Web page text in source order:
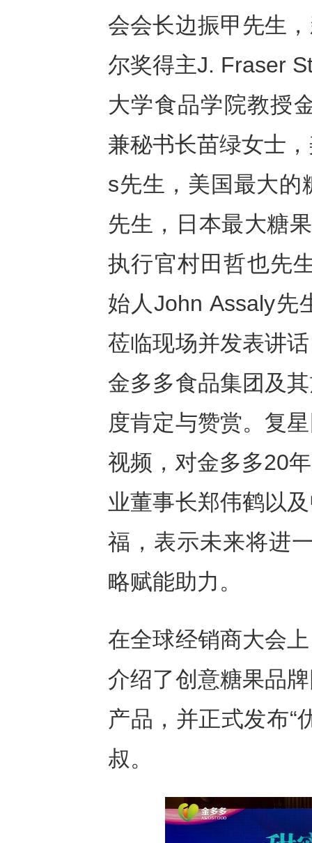
会会长边振甲先生
尔奖得主J. Fraser
大学食品学院教授
兼秘书长苗绿女士
s先生，美国最大的
先生，日本最大糖
执行官村田哲也先
始人John Assaly先
莅临现场并发表讲
金多多食品集团及
度肯定与赞赏。复
视频，对金多多20
业董事长郑伟鹤以
福，表示未来将进
略赋能助力。
在全球经销商大会
介绍了创意糖果品
产品，并正式发布
叔。